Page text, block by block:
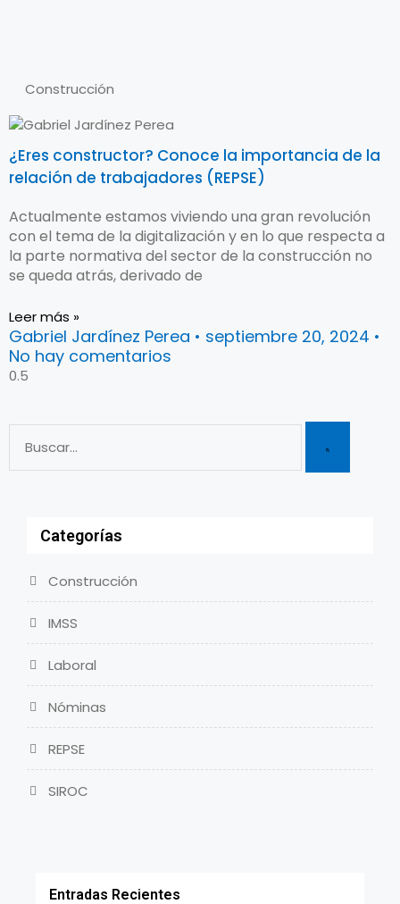
Construcción
¿Eres constructor? Conoce la importancia de la
relación de trabajadores (REPSE)
Actualmente estamos viviendo una gran revolución
con el tema de la digitalización y en lo que respecta a
la parte normativa del sector de la construcción no
se queda atrás, derivado de
Leer más »
Gabriel Jardínez Perea
septiembre 20, 2024
No hay comentarios
Categorías
Construcción
IMSS
Laboral
Nóminas
REPSE
SIROC
Entradas Recientes